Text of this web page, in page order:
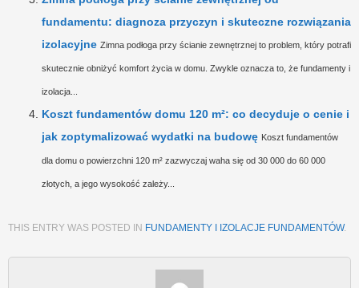
fundamentu: diagnoza przyczyn i skuteczne rozwiązania
izolacyjne Zimna podłoga przy ścianie zewnętrznej to problem, który potrafi
skutecznie obniżyć komfort życia w domu. Zwykle oznacza to, że fundamenty i
izolacja...
Koszt fundamentów domu 120 m²: co decyduje o cenie i
jak zoptymalizować wydatki na budowę Koszt fundamentów
dla domu o powierzchni 120 m² zazwyczaj waha się od 30 000 do 60 000
złotych, a jego wysokość zależy...
THIS ENTRY WAS POSTED IN FUNDAMENTY I IZOLACJE FUNDAMENTÓW.